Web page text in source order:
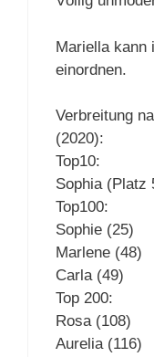
Mariella kann
einordnen.
Verbreitung
(2020):
Top10:
Sophia (Platz
Top100:
Sophie (25)
Marlene (48)
Carla (49)
Top 200:
Rosa (108)
Aurelia (116)